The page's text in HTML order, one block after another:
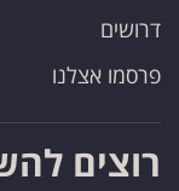
דרושים
פרסמו אצלנו
רוצים